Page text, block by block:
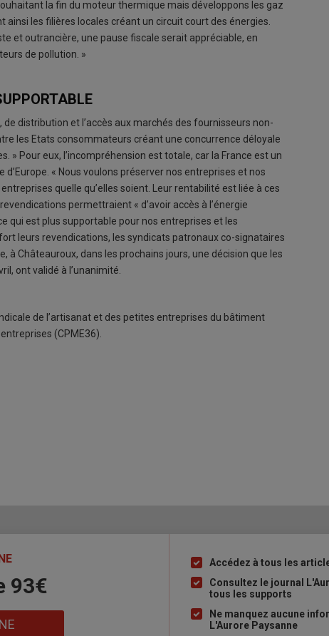
la fin du moteur thermique mais développons les gaz
ainsi les filières locales créant un circuit court des énergies.
et outrancière, une pause fiscale serait appréciable, en
de pollution. »
de distribution et l’accès aux marchés des fournisseurs non-
les Etats consommateurs créant une concurrence déloyale
» Pour eux, l’incompréhension est totale, car la France est un
« Nous voulons préserver nos entreprises et nos
quelle qu’elles soient. Leur rentabilité est liée à ces
permettraient « d’avoir accès à l’énergie
qui est plus supportable pour nos entreprises et les
leurs revendications, les syndicats patronaux co-signataires
à Châteauroux, dans les prochains jours, une décision que les
ont validé à l’unanimité.
de l’artisanat et des petites entreprises du bâtiment
(CPME36).
93€
Liste
à
puce
Accédez à tous les
Consultez le journal
tous les supports
Ne manquez aucune
L'Aurore Paysanne